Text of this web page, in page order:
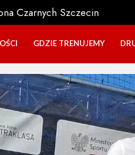
Czarnych Szczecin
GDZIE TRENUJEMY